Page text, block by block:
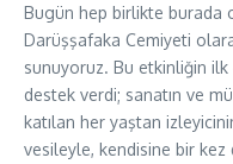
Bugün hep birlikte burada
Darüşşafaka Cemiyeti
sunuyoruz. Bu etkinliğin
destek verdi; sanatın ve
katılan her yaştan
vesileyle, kendisine bir kez